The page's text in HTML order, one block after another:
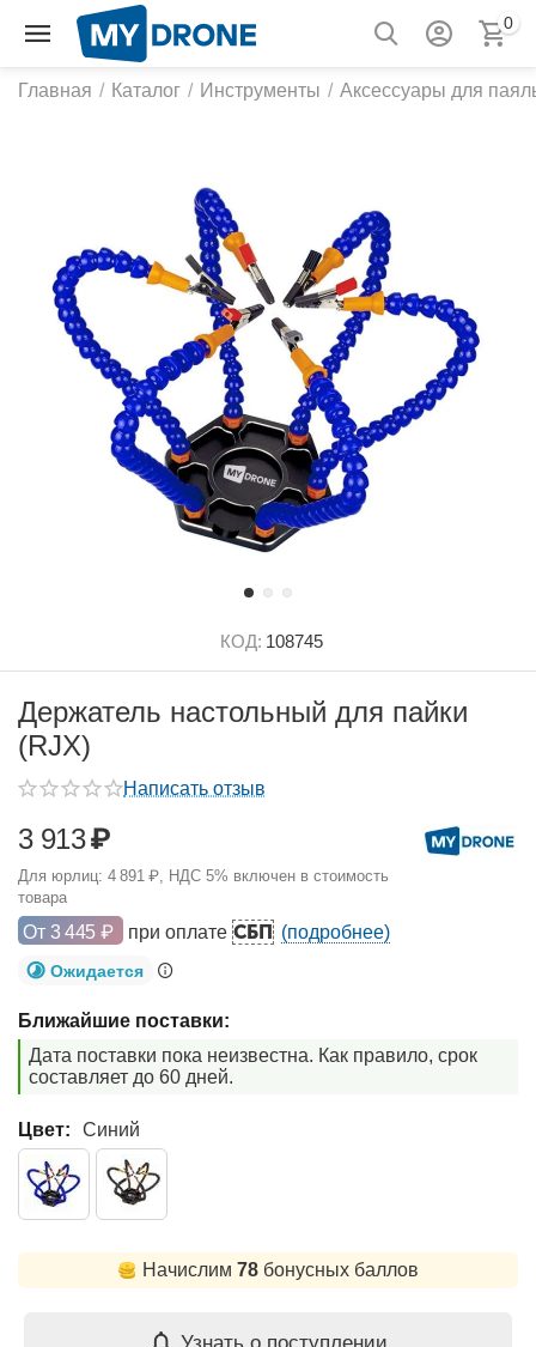
0
Главная / Каталог / Инструменты / Аксессуары для
КОД: 108745
Держатель настольный для пайки
(RJX)
Написать отзыв
3 913₽
Для юрлиц: 4 891 ₽, НДС 5% включен в стоимость
товара
От 3 445 ₽ при оплате СБП (подробнее)
Ожидается
Ближайшие поставки:
Дата поставки пока неизвестна. Как правило, срок
составляет до 60 дней.
Цвет: Синий
Начислим 78бонусных баллов
Узнать о поступлении